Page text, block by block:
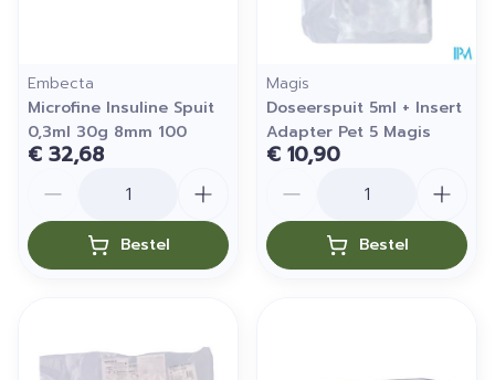
Embecta
Microfine Insuline Spuit
0,3ml 30g 8mm 100
€ 32,68
Bestel
Magis
Doseerspuit 5ml + Insert
Adapter Pet 5 Magis
€ 10,90
Bestel